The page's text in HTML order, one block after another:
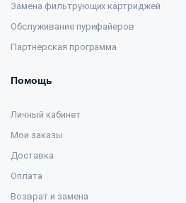
Замена фильтрующих картриджей
Обслуживание пурифайеров
Партнерская программа
Помощь
Личный кабинет
Мои заказы
Доставка
Оплата
Возврат и замена